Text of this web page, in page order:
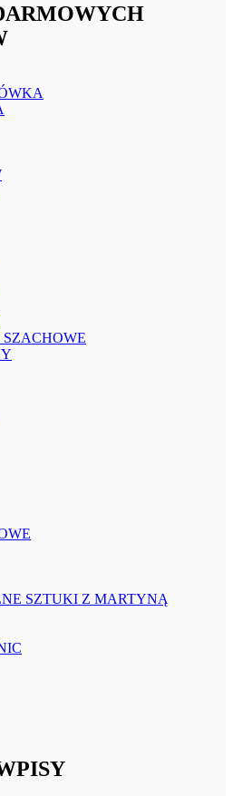
SZTUKI Z MARTYNĄ